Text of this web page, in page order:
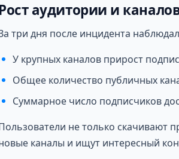
Рост аудитории и
три дня после инцидента
У крупных каналов прирост
Общее количество публичных
Суммарное число подписчиков
не только скачивают
каналы и ищут интересный